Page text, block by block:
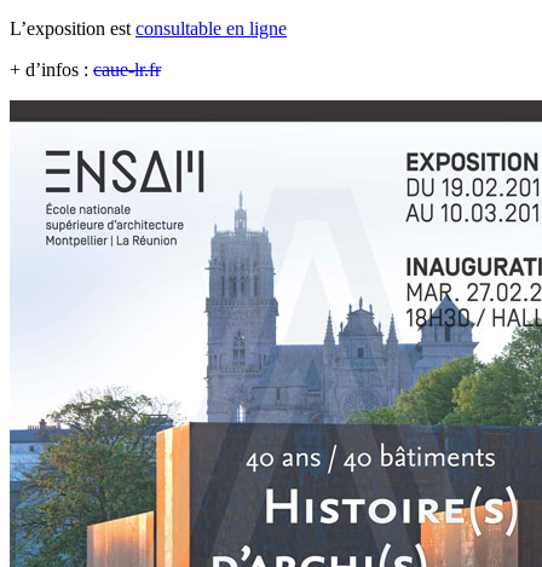
L’exposition estconsultable en ligne
+ d’infos : caue-lr.fr